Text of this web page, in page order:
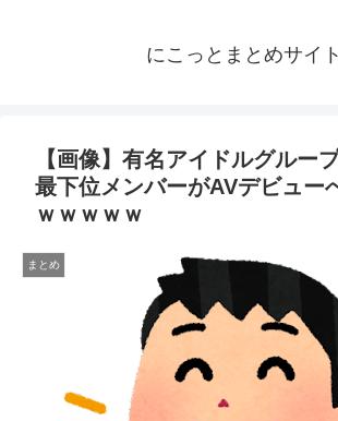
にこっとまとめサイト
【画像】有名アイドルグルー
最下位メンバーがAVデビュー
ｗｗｗｗｗ
まとめ